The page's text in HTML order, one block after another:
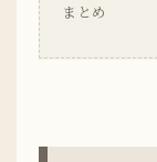
まとめ